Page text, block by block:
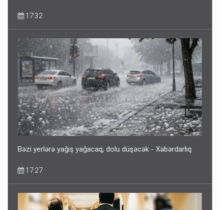
17:32
Bəzi yerlərə yağış yağacaq, dolu düşəcək - Xəbərdarlıq
17:27